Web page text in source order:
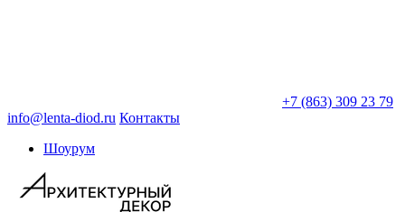
+7 (863) 309 23 79
info@lenta-diod.ru Контакты
Шоурум